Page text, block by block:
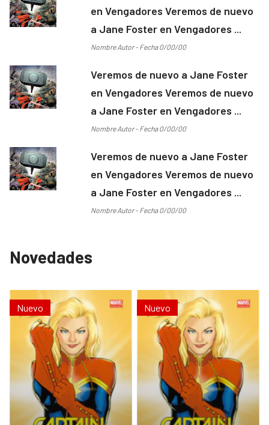
en Vengadores Veremos de nuevo
a Jane Foster en Vengadores ...
Nombre Autor - Fecha 0/00/00
Veremos de nuevo a Jane Foster
en Vengadores Veremos de nuevo
a Jane Foster en Vengadores ...
Nombre Autor - Fecha 0/00/00
Veremos de nuevo a Jane Foster
en Vengadores Veremos de nuevo
a Jane Foster en Vengadores ...
Nombre Autor - Fecha 0/00/00
Novedades
Nuevo Nuevo